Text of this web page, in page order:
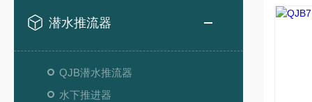
潜水推流器
QJB潜水推流器
水下推进器